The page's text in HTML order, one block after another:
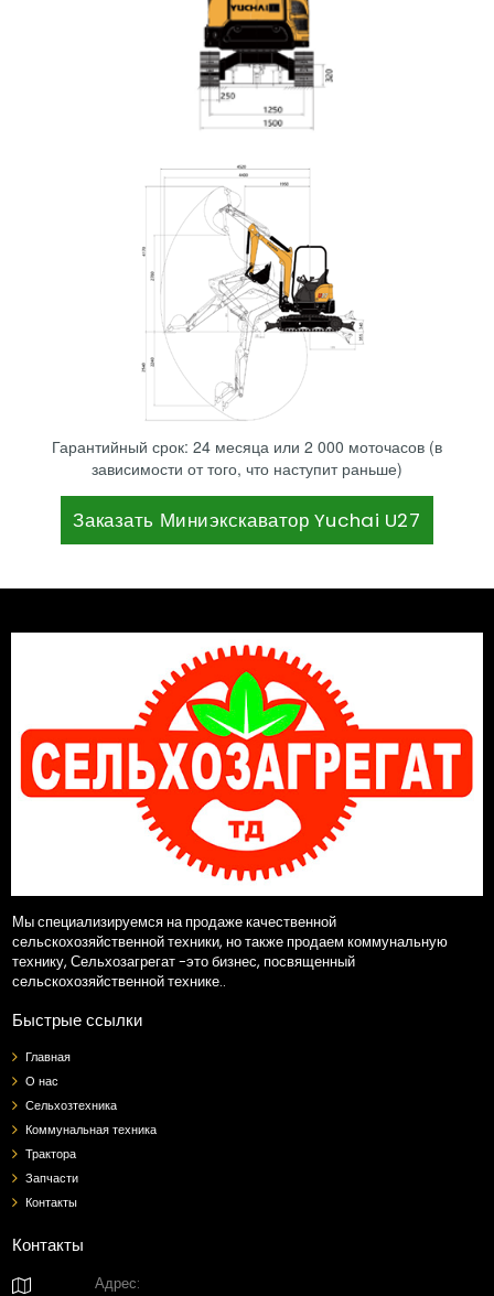
Гарантийный срок: 24 месяца или 2 000 моточасов (в
зависимости от того, что наступит раньше)
Заказать Миниэкскаватор Yuchai U27
Мы специализируемся на продаже качественной
сельскохозяйственной техники, но также продаем коммунальную
технику, Сельхозагрегат -это бизнес, посвященный
сельскохозяйственной технике..
Быстрые ссылки
Главная
О нас
Сельхозтехника
Коммунальная техника
Трактора
Запчасти
Контакты
Контакты

Адрес: